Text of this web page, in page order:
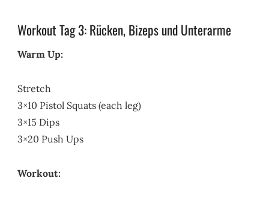
Workout Tag 3: Rücken, Bizeps und Unterarme
Warm Up:
Stretch
3×10 Pistol Squats (each leg)
3×15 Dips
3×20 Push Ups
Workout: